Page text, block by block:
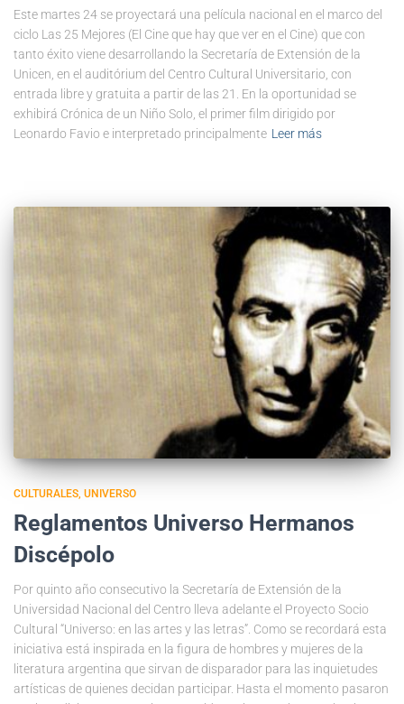
Este martes 24 se proyectará una película nacional en el marco del
ciclo Las 25 Mejores (El Cine que hay que ver en el Cine) que con
tanto éxito viene desarrollando la Secretaría de Extensión de la
Unicen, en el auditórium del Centro Cultural Universitario, con
entrada libre y gratuita a partir de las 21. En la oportunidad se
exhibirá Crónica de un Niño Solo, el primer film dirigido por
Leonardo Favio e interpretado principalmente Leer más
CULTURALES UNIVERSO
Reglamentos Universo Hermanos
Discépolo
Por quinto año consecutivo la Secretaría de Extensión de la
Universidad Nacional del Centro lleva adelante el Proyecto Socio
Cultural “Universo: en las artes y las letras”. Como se recordará esta
iniciativa está inspirada en la figura de hombres y mujeres de la
literatura argentina que sirvan de disparador para las inquietudes
artísticas de quienes decidan participar. Hasta el momento pasaron